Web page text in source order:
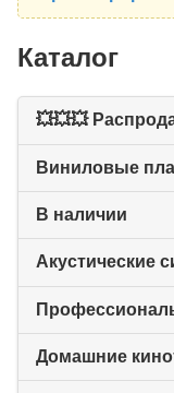
Каталог
💥💥💥
Виниловые
В наличии
Акустические
Домашние